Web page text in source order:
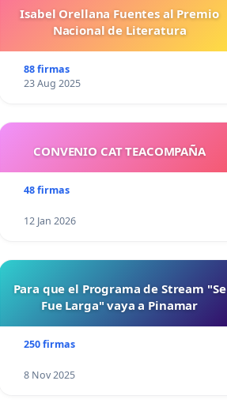
Isabel Orellana Fuentes al Premio
Nacional de Literatura
88 firmas
23 Aug 2025
CONVENIO CAT TEACOMPAÑA
48 firmas
12 Jan 2026
Para que el Programa de Stream "Se
Fue Larga" vaya a Pinamar
250 firmas
8 Nov 2025